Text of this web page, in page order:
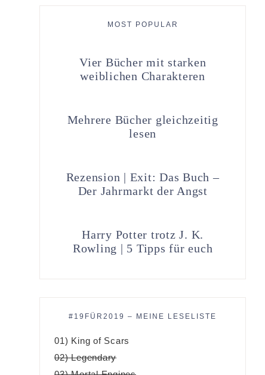
MOST POPULAR
Vier Bücher mit starken
weiblichen Charakteren
Mehrere Bücher gleichzeitig
lesen
Rezension | Exit: Das Buch –
Der Jahrmarkt der Angst
Harry Potter trotz J. K.
Rowling | 5 Tipps für euch
#19FÜR2019 – MEINE LESELISTE
01) King of Scars
02) Legendary